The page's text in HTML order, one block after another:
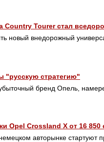
Country Tourer стал
новый внедорожный
"русскую стратегию"
бренд Опель,
Opel Crossland X от 16 850
авторынке стартуют